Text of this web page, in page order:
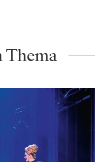
Thema